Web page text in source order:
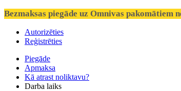
Bezmaksas piegāde uz Omnivas pakomātiem
Autorizēties
Reģistrēties
Piegāde
Apmaksa
Kā atrast noliktavu?
Darba laiks